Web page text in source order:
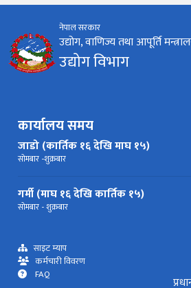
नेपाल सरकार
उद्योग, वाणिज्य तथा आपूर्ति
उद्योग विभाग
कार्यालय समय
जाडो (कार्तिक १६ देखि माघ १५)
सोमबार -शुक्रबार
गर्मी (माघ १६ देखि कार्तिक १५)
सोमबार - शुक्रबार
साइट म्याप
कर्मचारी विवरण
FAQ